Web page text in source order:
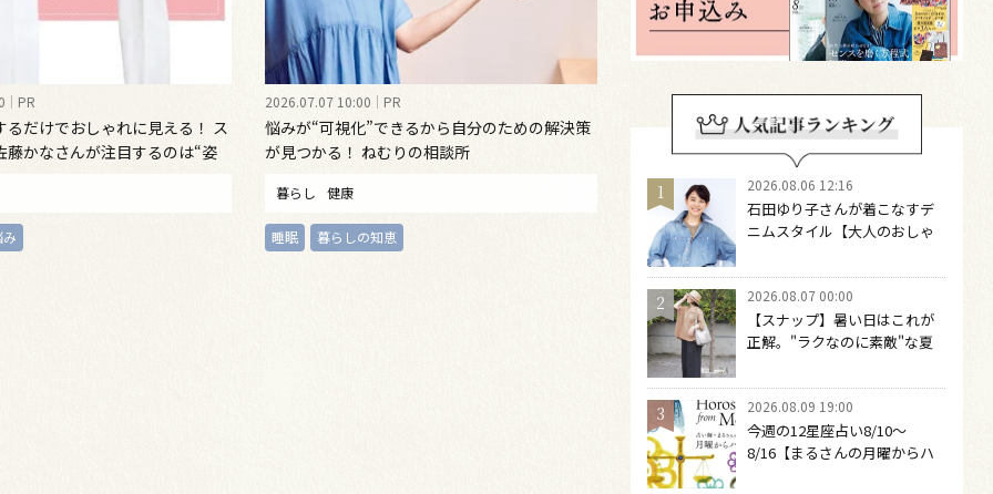
PR
るだけでおしゃれに見える！ ス
藤かなさんが注目するのは“姿
2026.07.07 10:00 PR
悩みが“可視化”できるから自分のための解決策
が見つかる！ ねむりの相談所
暮らし 健康
睡眠 暮らしの知恵
2026.08.06 12:16
石田ゆり子さんが着こなすデ
ニムスタイル【大人のおしゃ
どファッションは自由になる
2026.08.07 00:00
【スナップ】暑い日はこれが
正解。"ラクなのに素敵"な夏
2026.08.09 19:00
今週の12星座占い8/10～
8/16【まるさんの月曜からハ